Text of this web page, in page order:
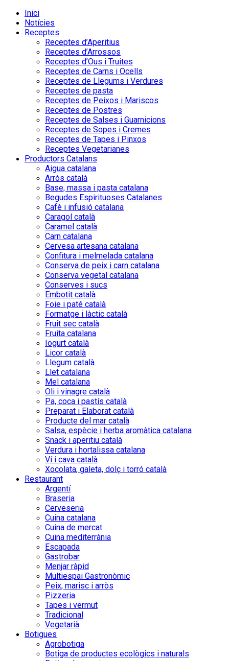
Inici
Notícies
Receptes
Receptes d’Aperitius
Receptes d’Arrossos
Receptes d’Ous i Truites
Receptes de Carns i Ocells
Receptes de Llegums i Verdures
Receptes de pasta
Receptes de Peixos i Mariscos
Receptes de Postres
Receptes de Salses i Guarnicions
Receptes de Sopes i Cremes
Receptes de Tapes i Pinxos
Receptes Vegetarianes
Productors Catalans
Aigua catalana
Arròs català
Base, massa i pasta catalana
Begudes Espirituoses Catalanes
Cafè i infusió catalana
Caragol català
Caramel català
Carn catalana
Cervesa artesana catalana
Confitura i melmelada catalana
Conserva de peix i carn catalana
Conserva vegetal catalana
Conserves i sucs
Embotit català
Foie i paté català
Formatge i làctic català
Fruit sec català
Fruita catalana
Iogurt català
Licor català
Llegum català
Llet catalana
Mel catalana
Oli i vinagre català
Pa, coca i pastís català
Preparat i Elaborat català
Producte del mar català
Salsa, espècie i herba aromàtica catalana
Snack i aperitiu català
Verdura i hortalissa catalana
Vi i cava català
Xocolata, galeta, dolç i torró català
Restaurant
Argentí
Braseria
Cerveseria
Cuina catalana
Cuina de mercat
Cuina mediterrània
Escapada
Gastrobar
Menjar ràpid
Multiespai Gastronòmic
Peix, marisc i arròs
Pizzeria
Tapes i vermut
Tradicional
Vegetarià
Botigues
Agrobotiga
Botiga de productes ecològics i naturals